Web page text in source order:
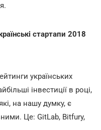
стартапи 2018
українських
інвестиції в році,
на нашу думку, є
Це: GitLab, Bitfury,